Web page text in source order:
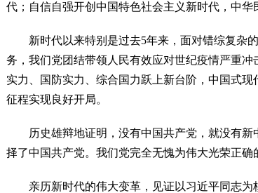
代；自信自强开创中国特色社会主义新时代，中华
新时代以来特别是过去5年来，面对错综复杂
务，我们党团结带领人民有效应对世纪疫情严重
实力、国防实力、综合国力跃上新台阶，中国式
征程实现良好开局。
历史雄辩地证明，没有中国共产党，就没有新
择了中国共产党。我们党完全无愧为伟大光荣正确
亲历新时代的伟大变革，见证以习近平同志为